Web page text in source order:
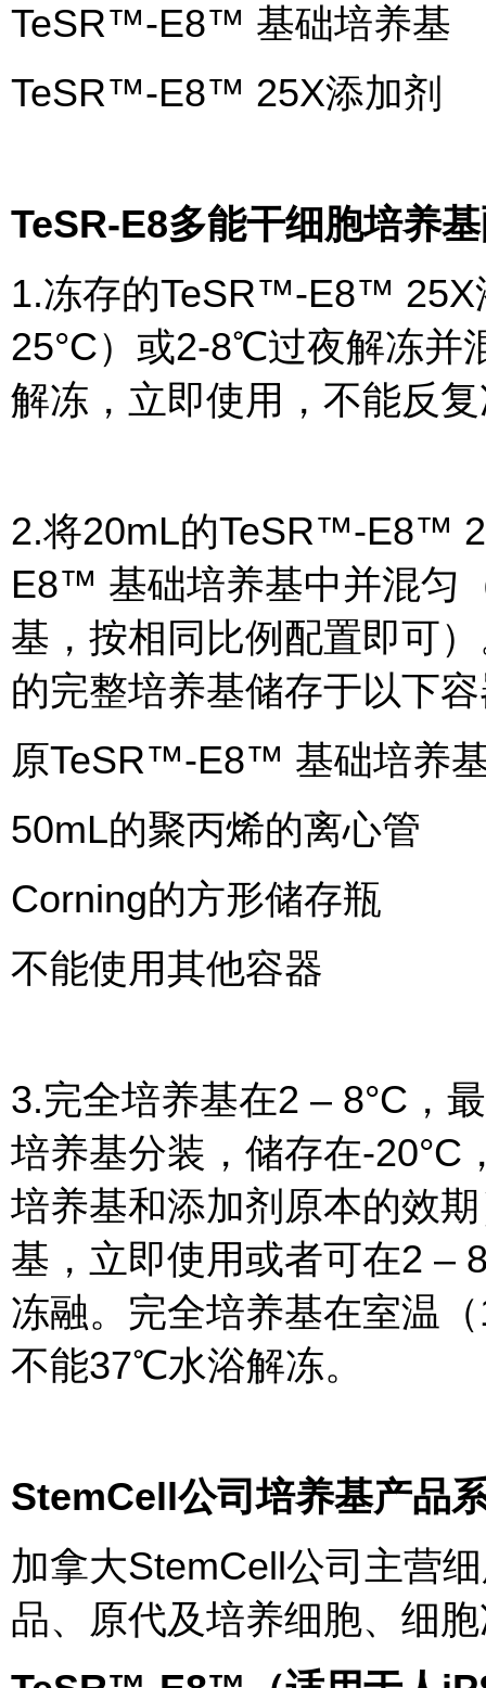
TeSR™-E8™ 基础培养
TeSR™-E8™ 25X添加
TeSR-E8多能干细胞培养
1.冻存的TeSR™-E8™ 25X
25°C）或2-8℃过夜解冻并
解冻，立即使用，不能反
2.将20mL的TeSR™-E8™
E8™ 基础培养基中并混匀
基，按相同比例配置即可
的完整培养基储存于以下
原TeSR™-E8™ 基础培养
50mL的聚丙烯的离心管
Corning的方形储存瓶
不能使用其他容器
3.完全培养基在2 – 8°C，
培养基分装，储存在-20°C
培养基和添加剂原本的效
基，立即使用或者可在2 –
冻融。完全培养基在室温
不能37℃水浴解冻。
StemCell公司培养基产品
加拿大StemCell公司主营
品、原代及培养细胞、细